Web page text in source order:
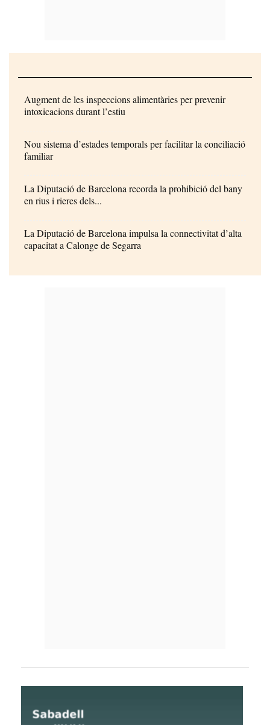
Augment de les inspeccions alimentàries per prevenir
intoxicacions durant l’estiu
Nou sistema d’estades temporals per facilitar la conciliació
familiar
La Diputació de Barcelona recorda la prohibició del bany
en rius i rieres dels...
La Diputació de Barcelona impulsa la connectivitat d’alta
capacitat a Calonge de Segarra